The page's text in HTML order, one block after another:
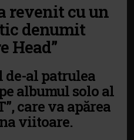
revenit cu un
denumit
Head”
de-al patrulea
albumul solo al
care va apărea
viitoare.